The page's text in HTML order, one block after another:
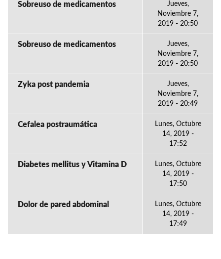
Sobreuso de medicamentos
Jueves,
Noviembre 7,
2019 - 20:50
Sobreuso de medicamentos
Jueves,
Noviembre 7,
2019 - 20:50
Zyka post pandemia
Jueves,
Noviembre 7,
2019 - 20:49
Cefalea postraumática
Lunes, Octubre
14, 2019 -
17:52
Diabetes mellitus y Vitamina D
Lunes, Octubre
14, 2019 -
17:50
Dolor de pared abdominal
Lunes, Octubre
14, 2019 -
17:49